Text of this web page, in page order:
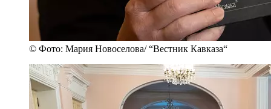
© Фото: Мария Новоселова/ “Вестник Кавказа“